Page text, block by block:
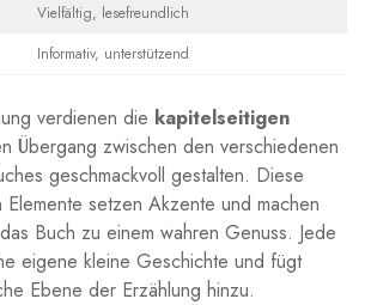
Vielfältig, lesefreundlich
Informativ, unterstützend
verdienen die kapitelseitigen
⁢Übergang​ zwischen den verschiedenen
geschmackvoll gestalten.⁢ Diese
Elemente setzen Akzente und machen
Buch zu einem wahren Genuss. Jede
eigene kleine Geschichte‍ und fügt
Ebene der Erzählung hinzu.